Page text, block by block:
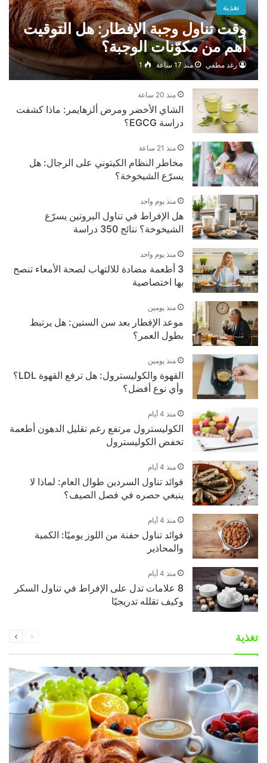
تغذية
وقت تناول وجبة الإفطار: هل التوقيت
أهم من مكوّنات الوجبة؟
رغد مطفي منذ 17 ساعة 1
منذ 20 ساعة
الشاي الأخضر ومرض ألزهايمر: ماذا كشفت
دراسة EGCG؟
منذ 21 ساعة
مخاطر النظام الكيتوني على الرجال: هل
يسرّع الشيخوخة؟
منذ يوم واحد
هل الإفراط في تناول البروتين يسرّع
الشيخوخة؟ نتائج 350 دراسة
منذ يوم واحد
3 أطعمة مضادة للالتهاب لصحة الأمعاء تنصح
بها اختصاصية
منذ يومين
موعد الإفطار بعد سن الستين: هل يرتبط
بطول العمر؟
منذ يومين
القهوة والكوليسترول: هل ترفع القهوة LDL؟
وأي نوع أفضل؟
منذ 4 أيام
الكوليسترول مرتفع رغم تقليل الدهون أطعمة
تخفض الكوليسترول
منذ 4 أيام
فوائد تناول السردين طوال العام: لماذا لا
ينبغي حصره في فصل الصيف؟
منذ 4 أيام
فوائد تناول حفنة من اللوز يوميًا: الكمية
والمحاذير
منذ 4 أيام
8 علامات تدل على الإفراط في تناول السكر
وكيف تقلله تدريجيًا
تغذية الصفحةالصفحة